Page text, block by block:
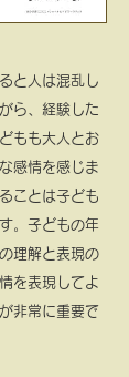
と人は混乱し
ら、経験した
もも大人とお
感情を感じま
ことは子ども
。 子どもの年
理解と表現の
を表現してよ
非常に重要で